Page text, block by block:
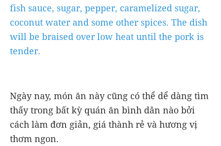
fish sauce, sugar, pepper, caramelized sugar,
coconut water and some other spices. The dish
will be braised over low heat until the pork is
tender.
Ngày nay, món ăn này cũng có thể dể dàng tìm
thấy trong bất kỳ quán ăn bình dân nào bởi
cách làm đơn giản, giá thành rẻ và hương vị
thơm ngon.